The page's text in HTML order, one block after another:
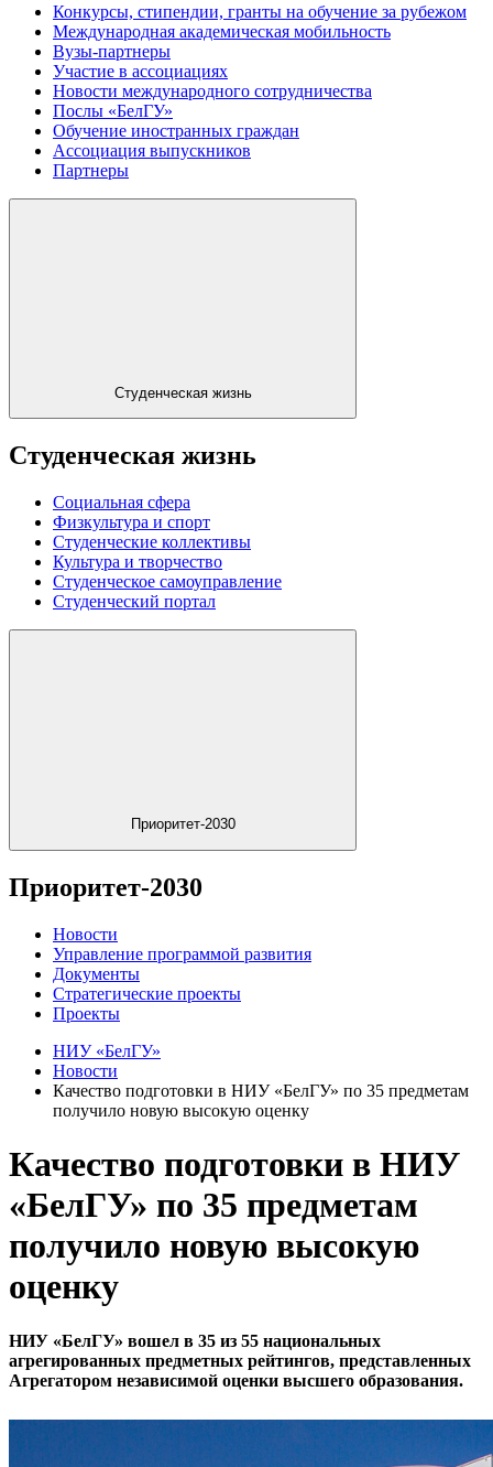
Конкурсы, стипендии, гранты на обучение за рубежом
Международная академическая мобильность
Вузы-партнеры
Участие в ассоциациях
Новости международного сотрудничества
Послы «БелГУ»
Обучение иностранных граждан
Ассоциация выпускников
Партнеры
Студенческая жизнь
Студенческая жизнь
Социальная сфера
Физкультура и спорт
Студенческие коллективы
Культура и творчество
Студенческое самоуправление
Студенческий портал
Приоритет-2030
Приоритет-2030
Новости
Управление программой развития
Документы
Стратегические проекты
Проекты
НИУ «БелГУ»
Новости
Качество подготовки в НИУ «БелГУ» по 35 предметам
получило новую высокую оценку
Качество подготовки в НИУ
«БелГУ» по 35 предметам
получило новую высокую
оценку
НИУ «БелГУ» вошел в 35 из 55 национальных
агрегированных предметных рейтингов, представленных
Агрегатором независимой оценки высшего образования.